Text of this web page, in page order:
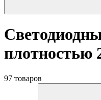
плотностью
97 товаров